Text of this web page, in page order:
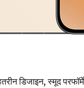
डिजाइन, स्मूद